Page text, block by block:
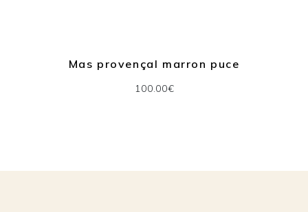
Mas provençal marron puce
100.00€